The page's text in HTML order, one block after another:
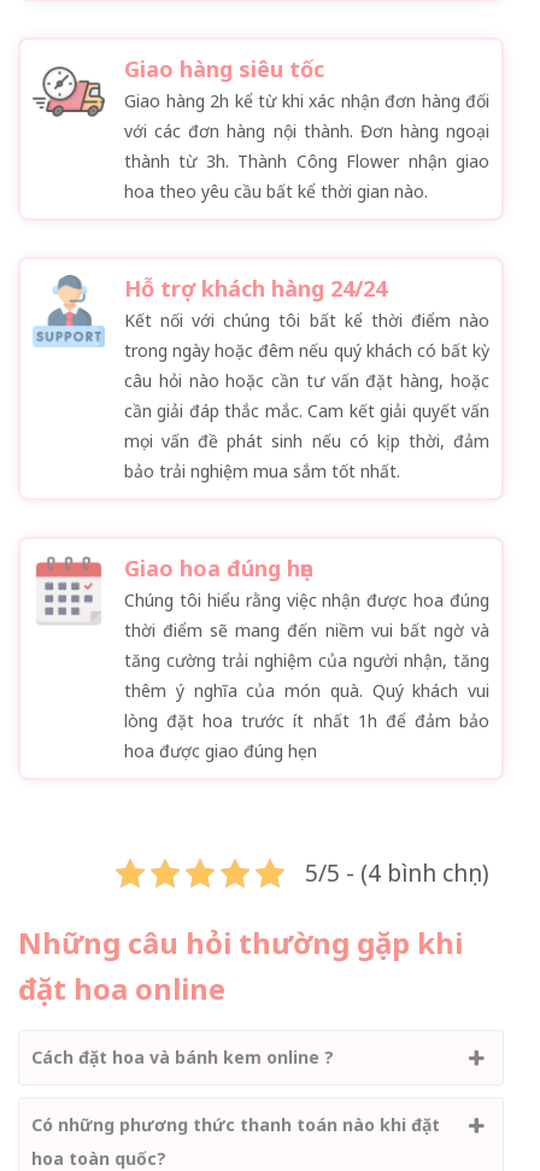
Giao hàng siêu tốc
Giao hàng 2h kể từ khi xác nhận đơn hàng đối
với các đơn hàng nội thành. Đơn hàng ngoại
thành từ 3h. Thành Công Flower nhận giao
hoa theo yêu cầu bất kể thời gian nào.
Hỗ trợ khách hàng 24/24
Kết nối với chúng tôi bất kể thời điểm nào
trong ngày hoặc đêm nếu quý khách có bất kỳ
câu hỏi nào hoặc cần tư vấn đặt hàng, hoặc
cần giải đáp thắc mắc. Cam kết giải quyết vấn
mọi vấn đề phát sinh nếu có kịp thời, đảm
bảo trải nghiệm mua sắm tốt nhất.
Giao hoa đúng hẹn
Chúng tôi hiểu rằng việc nhận được hoa đúng
thời điểm sẽ mang đến niềm vui bất ngờ và
tăng cường trải nghiệm của người nhận, tăng
thêm ý nghĩa của món quà. Quý khách vui
lòng đặt hoa trước ít nhất 1h để đảm bảo
hoa được giao đúng hẹn
5/5 - (4 bình chọn)
Những câu hỏi thường gặp khi
đặt hoa online
Cách đặt hoa và bánh kem online ?
Có những phương thức thanh toán nào khi đặt
hoa toàn quốc?